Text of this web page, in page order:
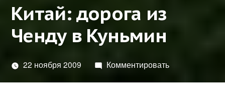
Китай: дорога из
Ченду в Куньмин
22 ноября 2009 Комментировать